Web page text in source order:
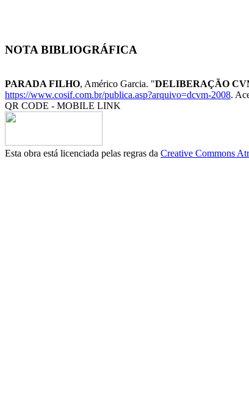
NOTA BIBLIOGRÁFICA
PARADA FILHO, Américo Garcia. "DELIBERAÇÃO
https://www.cosif.com.br/publica.asp?arquivo=dcvm-2008.
QR CODE - MOBILE LINK
Esta obra está licenciada pelas regras da Creative Commons